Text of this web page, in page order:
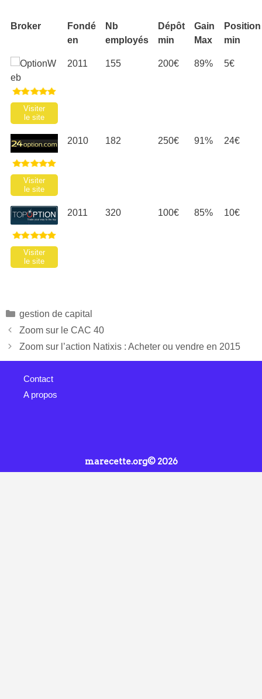
Broker
Fondé
en
Nb
employés
Dépôt
min
Gain
Max
Position
min
Visiter
le site
2011 155 200€ 89% 5€
Visiter
le site
2010 182 250€ 91% 24€
Visiter
le site
2011 320 100€ 85% 10€
gestion de capital
Zoom sur le CAC 40
Zoom sur l’action Natixis : Acheter ou vendre en 2015
Contact
A propos
marecette.org© 2026